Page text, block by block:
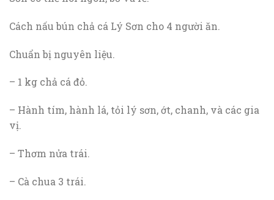
Cách nấu bún chả cá Lý Sơn cho 4 người ăn.
Chuẩn bị nguyên liệu.
– 1 kg chả cá đỏ.
– Hành tím, hành lá, tỏi lý sơn, ớt, chanh, và các gia
vị.
– Thơm nửa trái.
– Cà chua 3 trái.